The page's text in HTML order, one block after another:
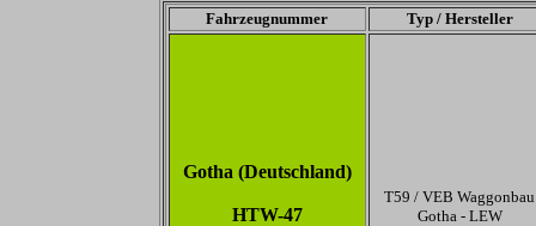
Fahrzeugnummer Typ / Hersteller
Gotha (Deutschland)
HTW-47
T59 / VEB Waggonbau
Gotha - LEW